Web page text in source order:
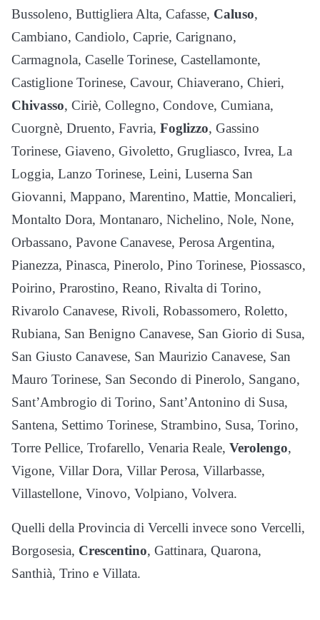
Bussoleno, Buttigliera Alta, Cafasse, Caluso,
Cambiano, Candiolo, Caprie, Carignano,
Carmagnola, Caselle Torinese, Castellamonte,
Castiglione Torinese, Cavour, Chiaverano, Chieri,
Chivasso, Ciriè, Collegno, Condove, Cumiana,
Cuorgnè, Druento, Favria, Foglizzo, Gassino
Torinese, Giaveno, Givoletto, Grugliasco, Ivrea, La
Loggia, Lanzo Torinese, Leini, Luserna San
Giovanni, Mappano, Marentino, Mattie, Moncalieri,
Montalto Dora, Montanaro, Nichelino, Nole, None,
Orbassano, Pavone Canavese, Perosa Argentina,
Pianezza, Pinasca, Pinerolo, Pino Torinese, Piossasco,
Poirino, Prarostino, Reano, Rivalta di Torino,
Rivarolo Canavese, Rivoli, Robassomero, Roletto,
Rubiana, San Benigno Canavese, San Giorio di Susa,
San Giusto Canavese, San Maurizio Canavese, San
Mauro Torinese, San Secondo di Pinerolo, Sangano,
Sant’Ambrogio di Torino, Sant’Antonino di Susa,
Santena, Settimo Torinese, Strambino, Susa, Torino,
Torre Pellice, Trofarello, Venaria Reale, Verolengo,
Vigone, Villar Dora, Villar Perosa, Villarbasse,
Villastellone, Vinovo, Volpiano, Volvera.
Quelli della Provincia di Vercelli invece sono Vercelli,
Borgosesia, Crescentino, Gattinara, Quarona,
Santhià, Trino e Villata.